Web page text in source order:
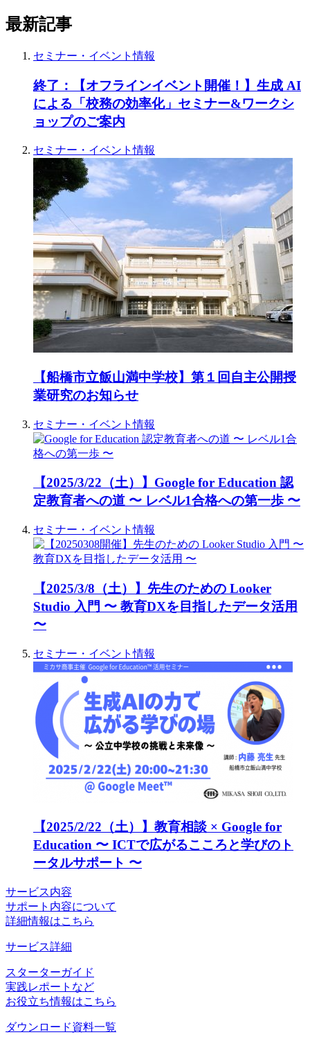
最新記事
セミナー・イベント情報
終了：【オフラインイベント開催！】生成 AI
による「校務の効率化」セミナー&ワークシ
ョップのご案内
セミナー・イベント情報
【船橋市立飯山満中学校】第１回自主公開授
業研究のお知らせ
セミナー・イベント情報
【2025/3/22（土）】Google for Education 認
定教育者への道 〜 レベル1合格への第一歩 〜
セミナー・イベント情報
【2025/3/8（土）】先生のための Looker
Studio 入門 〜 教育DXを目指したデータ活用
〜
セミナー・イベント情報
【2025/2/22（土）】教育相談 × Google for
Education 〜 ICTで広がるこころと学びのト
ータルサポート 〜
サービス内容
サポート内容について
詳細情報はこちら
サービス詳細
スターターガイド
実践レポートなど
お役立ち情報はこちら
ダウンロード資料一覧